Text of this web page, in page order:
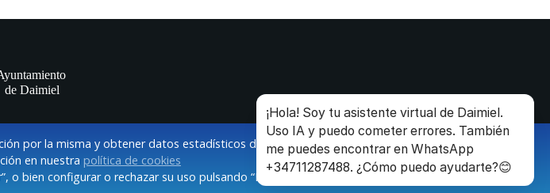
por la misma y obtener datos estadísticos de la navegación de los usuarios.
en nuestra política de cookies
bien configurar o rechazar su uso pulsando “Modificar configuración”.
¡Hola! Soy tu asistente virtual de Daimiel.
Uso IA y puedo cometer errores. También
me puedes encontrar en WhatsApp
+34711287488. ¿Cómo puedo ayudarte?😊